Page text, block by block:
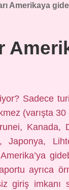
Amerikaya
Sadece
(varışta
Kanada,
ayrıca
giriş imkanı